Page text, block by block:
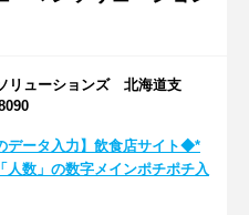
リューションズ 北海道支
データ入力】飲食店サイト◆*
人数」の数字メインポチポチ入